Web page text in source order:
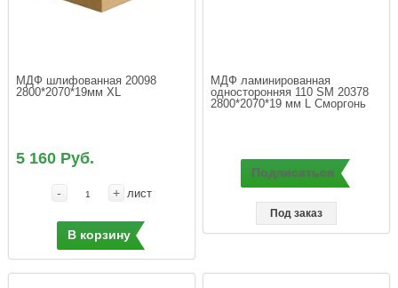
МДФ шлифованная 20098
2800*2070*19мм XL
5 160 Руб.
- + лист
В корзину
МДФ ламинированная
односторонняя 110 SM 20378
2800*2070*19 мм L Сморгонь
Подписаться
Под заказ